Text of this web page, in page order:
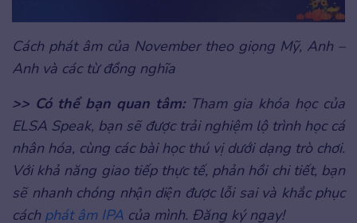
Cách phát âm của November theo giọng Mỹ, Anh –
Anh và các từ đồng nghĩa
>> Có thể bạn quan tâm:Tham gia khóa học của
ELSA Speak, bạn sẽ được trải nghiệm lộ trình học cá
nhân hóa, cùng các bài học thú vị dưới dạng trò chơi.
Với khả năng giao tiếp thực tế, phản hồi chi tiết, bạn
sẽ nhanh chóng nhận diện được lỗi sai và khắc phục
cách phát âm IPA của mình. Đăng ký ngay!